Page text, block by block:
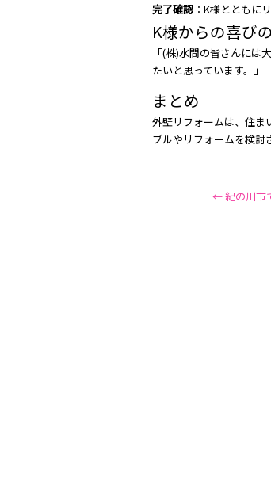
完了確認：K様とともに
K様からの喜び
「(株)水間の皆さんに
たいと思っています。」
まとめ
外壁リフォームは、住ま
ブルやリフォームを検討
←紀の川市